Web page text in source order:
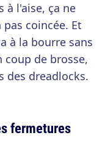
à l'aise, ça ne
coincée. Et
à la bourre sans
coup de brosse,
des dreadlocks.
fermetures